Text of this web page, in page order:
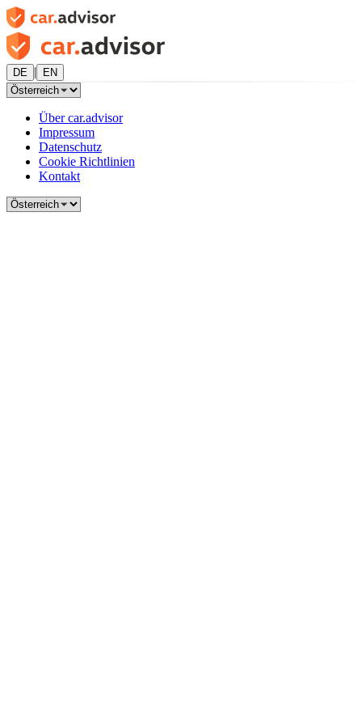
DE | EN
Über car.advisor
Impressum
Datenschutz
Cookie Richtlinien
Kontakt